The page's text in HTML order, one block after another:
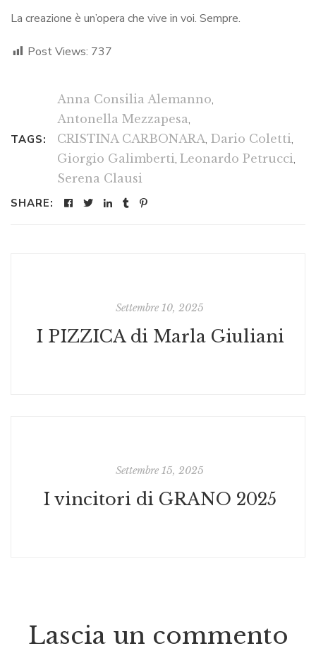
La creazione è un’opera che vive in voi. Sempre.
Post Views: 737
TAGS:
Anna Consilia Alemanno,
Antonella Mezzapesa,
CRISTINA CARBONARA, Dario Coletti,
Giorgio Galimberti, Leonardo Petrucci,
Serena Clausi
SHARE:
Settembre 10, 2025
I PIZZICA di Marla Giuliani
Settembre 15, 2025
I vincitori di GRANO 2025
Lascia un commento